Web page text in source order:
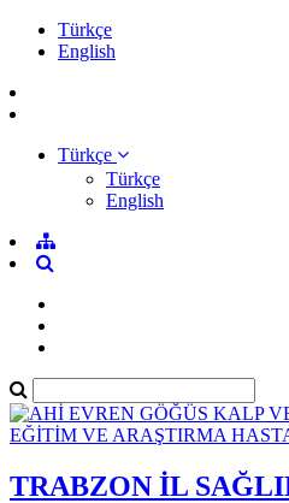
Türkçe
English
Türkçe
Türkçe
English
TRABZON İL